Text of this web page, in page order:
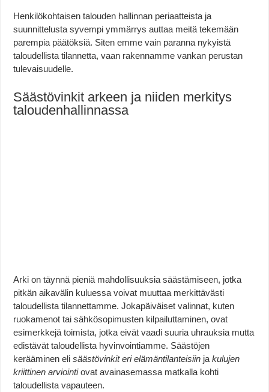
Henkilökohtaisen talouden hallinnan periaatteista ja
suunnittelusta syvempi ymmärrys auttaa meitä tekemään
parempia päätöksiä. Siten emme vain paranna nykyistä
taloudellista tilannetta, vaan rakennamme vankan perustan
tulevaisuudelle.
Säästövinkit arkeen ja niiden merkitys
taloudenhallinnassa
Arki on täynnä pieniä mahdollisuuksia säästämiseen, jotka
pitkän aikavälin kuluessa voivat muuttaa merkittävästi
taloudellista tilannettamme. Jokapäiväiset valinnat, kuten
ruokamenot tai sähkösopimusten kilpailuttaminen, ovat
esimerkkejä toimista, jotka eivät vaadi suuria uhrauksia mutta
edistävät taloudellista hyvinvointiamme. Säästöjen
kerääminen elisäästövinkit eri elämäntilanteisiin jakulujen
kriittinen arviointiovat avainasemassa matkalla kohti
taloudellista vapauteen.